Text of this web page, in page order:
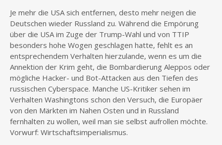
Je mehr die USA sich entfernen, desto mehr neigen die
Deutschen wieder Russland zu. Während die Empörung
über die USA im Zuge der Trump-Wahl und von TTIP
besonders hohe Wogen geschlagen hatte, fehlt es an
entsprechendem Verhalten hierzulande, wenn es um die
Annektion der Krim geht, die Bombardierung Aleppos oder
mögliche Hacker- und Bot-Attacken aus den Tiefen des
russischen Cyberspace. Manche US-Kritiker sehen im
Verhalten Washingtons schon den Versuch, die Europäer
von den Märkten im Nahen Osten und in Russland
fernhalten zu wollen, weil man sie selbst aufrollen möchte.
Vorwurf: Wirtschaftsimperialismus.